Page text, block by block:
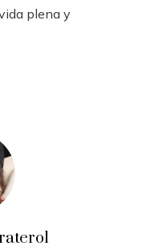
plena y